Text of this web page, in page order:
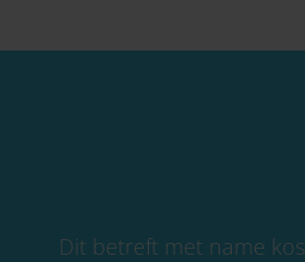
Dit betreft met name